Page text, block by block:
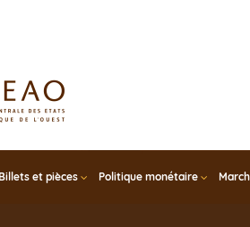
Billets et pièces Politique monétaire